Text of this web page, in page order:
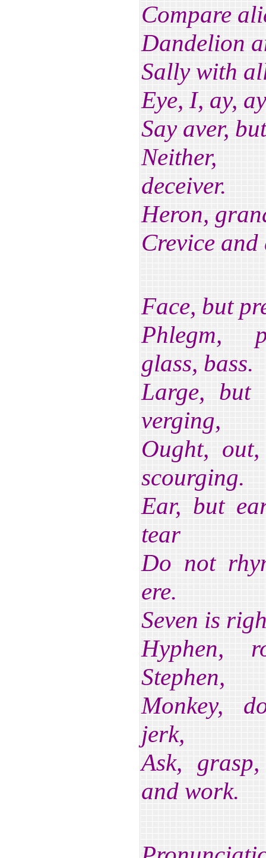
Compare
Dandelion
Sally with
Eye, I, ay,
Say aver,
Neither,
deceiver.
Heron,
Crevice
Face, but
Phlegm,
glass, bass.
Large, but
verging,
Ought,
scourging.
Ear, but
tear
Do not
ere.
Seven is
Hyphen,
Stephen,
Monkey,
jerk,
Ask,
and work.